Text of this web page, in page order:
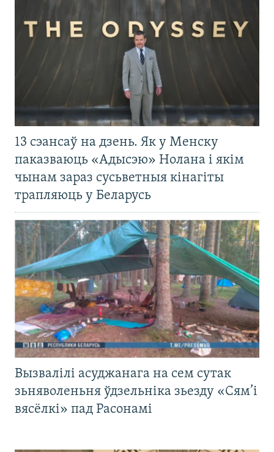
13 сэансаў на дзень. Як у Менску
паказваюць «Адысэю» Нолана і якім
чынам зараз сусьветныя кінагіты
трапляюць у Беларусь
Вызвалілі асуджанага на сем сутак
зьняволеньня ўдзельніка зьезду «Сям’і
вясёлкі» пад Расонамі